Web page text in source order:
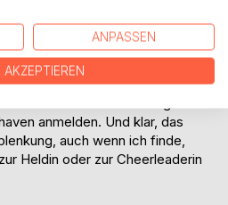
Lisa. Meine beste, meine
den Vorschlag gemacht, dass
anmelden. Und klar, das
auch wenn ich finde,
Heldin oder zur Cheerleaderin
ANPASSEN
AKZEPTIEREN